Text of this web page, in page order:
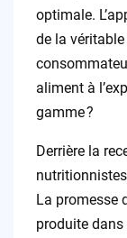
optimale.
de la
aliment à
gamme ?
Derrière la
La promesse
produite dans